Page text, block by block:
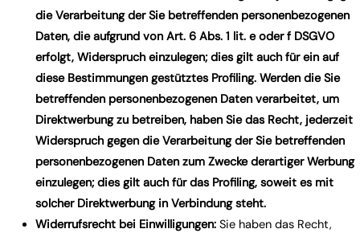
die Verarbeitung der Sie betreffenden personenbezogenen
Daten, die aufgrund von Art. 6 Abs. 1 lit. e oder f DSGVO
erfolgt, Widerspruch einzulegen; dies gilt auch für ein auf
diese Bestimmungen gestütztes Profiling. Werden die Sie
betreffenden personenbezogenen Daten verarbeitet, um
Direktwerbung zu betreiben, haben Sie das Recht, jederzeit
Widerspruch gegen die Verarbeitung der Sie betreffenden
personenbezogenen Daten zum Zwecke derartiger Werbung
einzulegen; dies gilt auch für das Profiling, soweit es mit
solcher Direktwerbung in Verbindung steht.
Widerrufsrecht bei Einwilligungen:Sie haben das Recht,